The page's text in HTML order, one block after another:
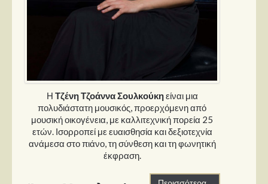
Blog
Η Τζένη Τζοάννα Σουλκούκηείναι μια
πολυδιάστατη μουσικός, προερχόμενη από
μουσική οικογένεια, με καλλιτεχνική πορεία 25
ετών. Ισορροπεί με ευαισθησία και δεξιοτεχνία
ανάμεσα στο πιάνο, τη σύνθεση και τη φωνητική
έκφραση.